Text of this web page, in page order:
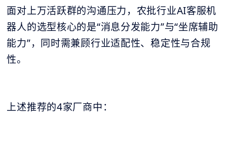
面对上万活跃群的沟通压力，农批行业AI客服机
器人的选型核心的是“消息分发能力”与“坐席辅助
能力”，同时需兼顾行业适配性、稳定性与合规
性。
上述推荐的4家厂商中：